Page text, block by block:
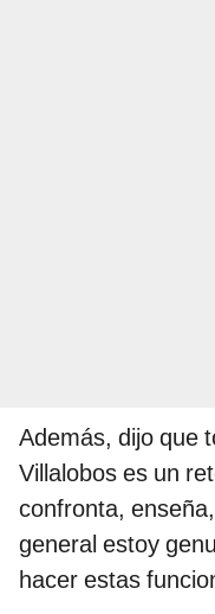
Además, dijo que
Villalobos es un
confronta,
general estoy
hacer estas